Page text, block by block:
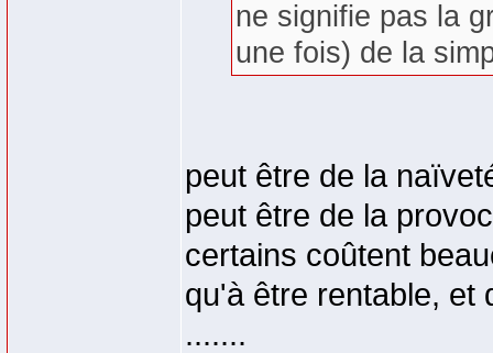
ne signifie pas la
une fois) de la
peut être de la
peut être de la
certains coûtent
qu'à être rentable, et
.......